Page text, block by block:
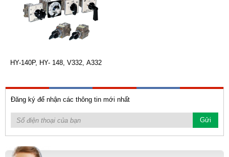
HY-140P, HY- 148, V332, A332
Đăng ký để nhận các thông tin mới nhất